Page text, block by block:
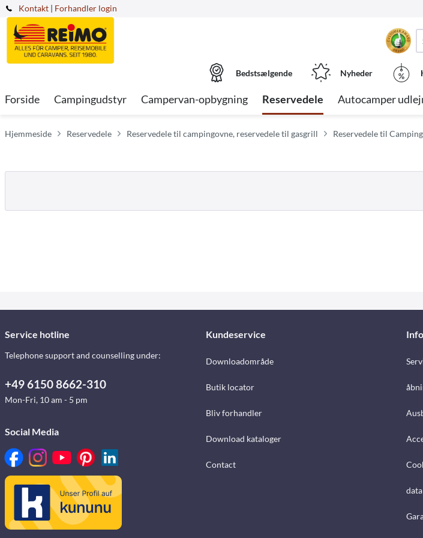
Kontakt | Forhandler login
Bedstsælgende Nyheder
Forside Campingudstyr Campervan-opbygning Reservedele Autocamper
Hjemmeside Reservedele Reservedele til campingovne, reservedele til gasgrill Reservedele til
Service hotline
Telephone support and counselling under:
+49 6150 8662-310
Mon-Fri, 10 am - 5 pm
Social Media
Kundeservice
Downloadområde
Butik locator
Bliv forhandler
Download kataloger
Contact